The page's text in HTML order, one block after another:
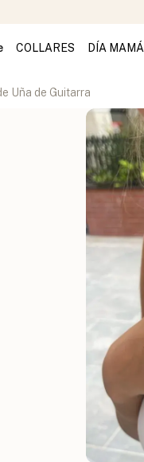
COLLARES DÍA MAMÁ
Uña de Guitarra